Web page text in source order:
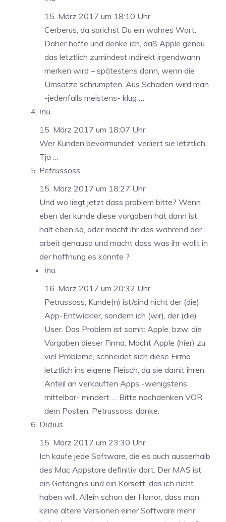
15. März 2017 um 18:10 Uhr
Cerberus, da sprichst Du ein wahres Wort.
Daher hoffe und denke ich, daß Apple genau
das letztlich zumindest indirekt irgendwann
merken wird – spätestens dann, wenn die
Umsätze schrumpfen. Aus Schaden wird man
-jedenfalls meistens- klug …
inu
15. März 2017 um 18:07 Uhr
Wer Kunden bevormundet, verliert sie letztlich.
Tja …
Petrussoss
15. März 2017 um 18:27 Uhr
Und wo liegt jetzt dass problem bitte? Wenn
eben der kunde diese vorgaben hat dann ist
halt eben so, oder macht ihr das während der
arbeit genauso und macht dass was ihr wollt in
der hoffnung es könnte ?
inu
16. März 2017 um 20:32 Uhr
Petrussoss, Kunde(n) ist/sind nicht der (die)
App-Entwickler, sondern ich (wir), der (die)
User. Das Problem ist somit: Apple, bzw. die
Vorgaben dieser Firma. Macht Apple (hier) zu
viel Probleme, schneidet sich diese Firma
letztlich ins eigene Fleisch, da sie damit ihren
Anteil an verkauften Apps -wenigstens
mittelbar- mindert … Bitte nachdenken VOR
dem Posten, Petrussoss, danke.
Didius
15. März 2017 um 23:30 Uhr
Ich kaufe jede Software, die es auch ausserhalb
des Mac Appstore definitiv dort. Der MAS ist
ein Gefängnis und ein Korsett, das ich nicht
haben will. Allein schon der Horror, dass man
keine ältere Versionen einer Software mehr